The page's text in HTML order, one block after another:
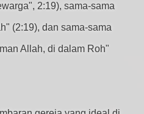
2:19), sama-sama
(2:19), dan sama-sama
Allah, di dalam Roh"